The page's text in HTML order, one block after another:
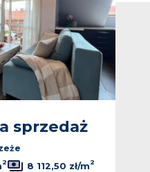
sprzedaż
2 8 112,50 zł/m2